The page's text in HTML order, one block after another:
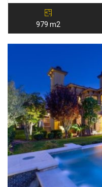
979 m2